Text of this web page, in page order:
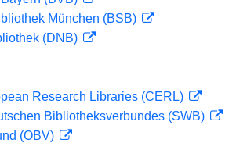
München (BSB)
(DNB)
Research Libraries (CERL)
Bibliotheksverbundes (SWB)
(OBV)